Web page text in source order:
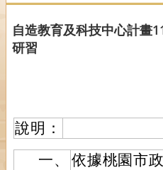
自造教育及科技中心計畫
研習
說明：
一、
依據桃園市